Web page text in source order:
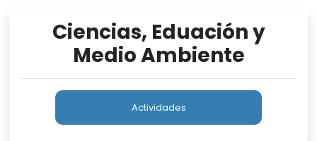
Ciencias, Eduación y
Medio Ambiente
Actividades